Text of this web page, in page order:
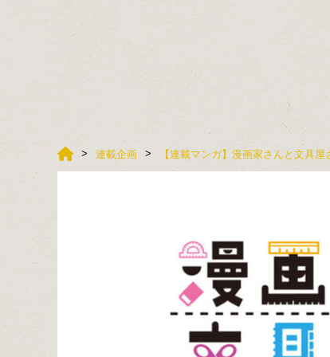
連載企画 【連載マンガ】漫画家さんと文具屋